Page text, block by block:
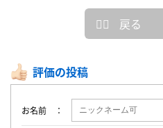
戻る
評価の投稿
お名前